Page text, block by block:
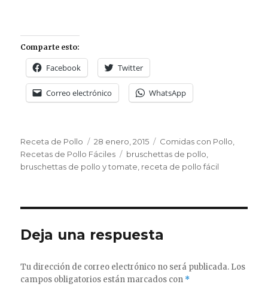
Comparte esto:
Facebook Twitter
Correo electrónico WhatsApp
Autor
Receta de Pollo
Publicado
el
28 enero, 2015 Categorías
Comidas con Pollo
Recetas de Pollo Fáciles
Etiquetas
bruschettas de pollo
bruschettas de pollo y tomate receta de pollo fácil
Deja una respuesta
Tu dirección de correo electrónico no será publicada. Los
campos obligatorios están marcados con *